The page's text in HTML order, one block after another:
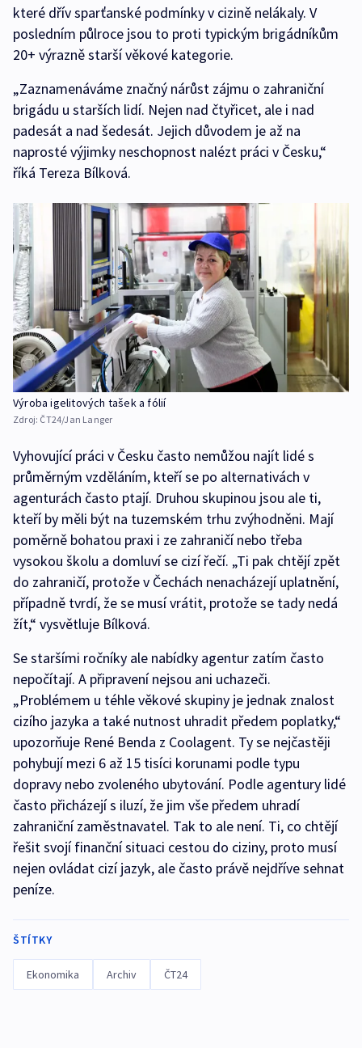
které dřív sparťanské podmínky v cizině nelákaly. V
posledním půlroce jsou to proti typickým brigádníkům
20+ výrazně starší věkové kategorie.
„Zaznamenáváme značný nárůst zájmu o zahraniční
brigádu u starších lidí. Nejen nad čtyřicet, ale i nad
padesát a nad šedesát. Jejich důvodem je až na
naprosté výjimky neschopnost nalézt práci v Česku,“
říká Tereza Bílková.
Výroba igelitových tašek a fólií
Zdroj: ČT24/Jan Langer
Vyhovující práci v Česku často nemůžou najít lidé s
průměrným vzděláním, kteří se po alternativách v
agenturách často ptají. Druhou skupinou jsou ale ti,
kteří by měli být na tuzemském trhu zvýhodněni. Mají
poměrně bohatou praxi i ze zahraničí nebo třeba
vysokou školu a domluví se cizí řečí. „Ti pak chtějí zpět
do zahraničí, protože v Čechách nenacházejí uplatnění,
případně tvrdí, že se musí vrátit, protože se tady nedá
žít,“ vysvětluje Bílková.
Se staršími ročníky ale nabídky agentur zatím často
nepočítají. A připravení nejsou ani uchazeči.
„Problémem u téhle věkové skupiny je jednak znalost
cizího jazyka a také nutnost uhradit předem poplatky,“
upozorňuje René Benda z Coolagent. Ty se nejčastěji
pohybují mezi 6 až 15 tisíci korunami podle typu
dopravy nebo zvoleného ubytování. Podle agentury lidé
často přicházejí s iluzí, že jim vše předem uhradí
zahraniční zaměstnavatel. Tak to ale není. Ti, co chtějí
řešit svojí finanční situaci cestou do ciziny, proto musí
nejen ovládat cizí jazyk, ale často právě nejdříve sehnat
peníze.
ŠTÍTKY
Ekonomika Archiv ČT24